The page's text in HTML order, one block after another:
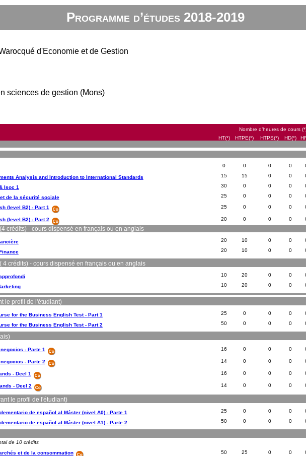
Programme d’études 2018-2019
d'Economie et de Gestion
sciences de gestion (Mons)
Nombre d’heures de cours
HT(*)
HTPE(*) HTPS(*) HD(*)
0 0 0 0
Analysis and Introduction to International Standards 15 15 0 0
Isoc 1 30 0 0 0
de la sécurité sociale 25 0 0 0
(level B2) - Part 1 25 0 0 0
(level B2) - Part 2 20 0 0 0
crédits) - cours dispensé en français ou en anglais
20 10 0 0
20 10 0 0
4 crédits) - cours dispensé en français ou en anglais
10 20 0 0
10 20 0 0
le profil de l'étudiant)
for the Business English Test - Part 1 25 0 0 0
for the Business English Test - Part 2 50 0 0 0
- Parte 1 16 0 0 0
- Parte 2 14 0 0 0
- Deel 1 16 0 0 0
- Deel 2 14 0 0 0
le profil de l'étudiant)
de español al Máster (nivel A0) - Parte 1 25 0 0 0
de español al Máster (nivel A1) - Parte 2 50 0 0 0
de 10 crédits
et de la consommation 50 25 0 0